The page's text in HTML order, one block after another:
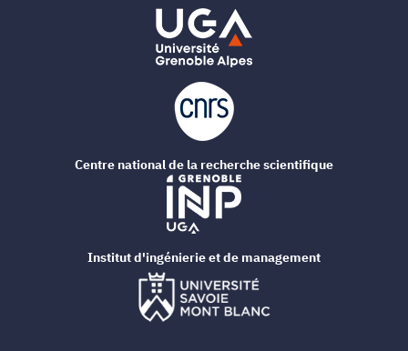
Centre national de la recherche scientifique
Institut d'ingénierie et de management